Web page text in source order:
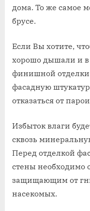
дома. То же самое
брусе.
Если Вы хотите,
хорошо дышали и в
финишной отделки
фасадную
отказаться от
Избыток влаги
сквозь
Перед отделкой
стены необходимо
защищающим от
насекомых.